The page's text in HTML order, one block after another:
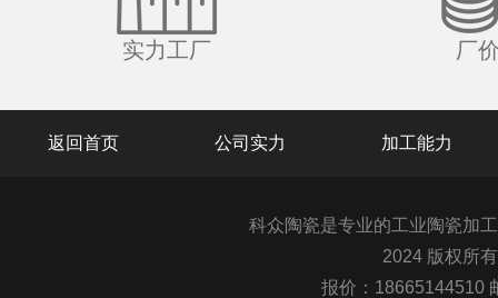
实力工厂 厂
返回首页 公司实力 加工能力
科众陶瓷是专业的工业陶瓷加
2024 版权所
报价：18665144510